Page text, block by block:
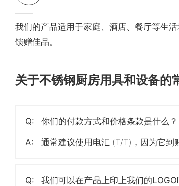
我们的产品适用于家庭、酒店、餐厅等生
馈赠佳品。
关于不锈钢厨房用具和设备的
Q: 你们的付款方式和价格条款是什么？
A: 通常建议使用电汇 (T/T)，因为它到
Q: 我们可以在产品上印上我们的LOGO